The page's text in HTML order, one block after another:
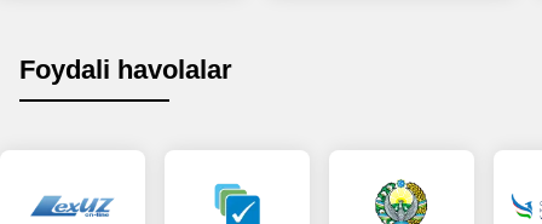
Foydali havolalar